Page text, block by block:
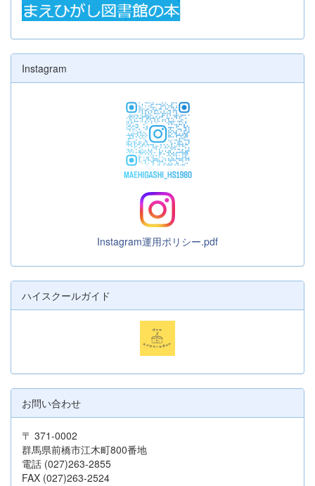
Instagram
Instagram運用ポリシー.pdf
ハイスクールガイド
お問い合わせ
〒 371-0002
群馬県前橋市江木町800番地
電話 (027)263-2855
FAX (027)263-2524